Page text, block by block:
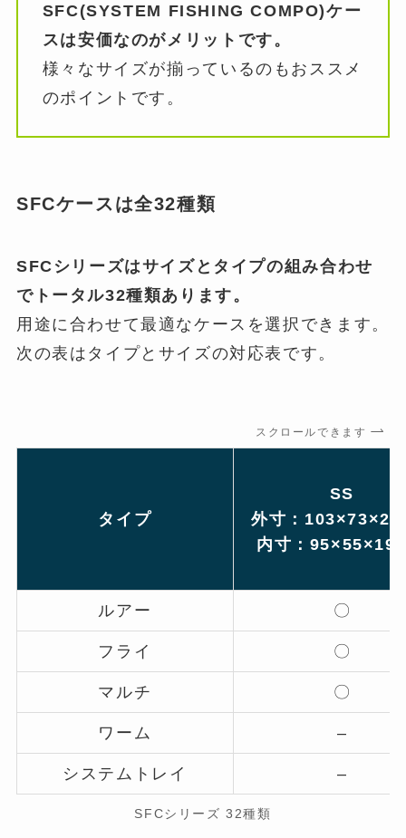
SFC(SYSTEM FISHING COMPO)ケー
スは安価なのがメリットです。
様々なサイズが揃っているのもおススメ
のポイントです。
SFCケースは全32種類
SFCシリーズはサイズとタイプの組み合わせ
でトータル32種類あります。
用途に合わせて最適なケースを選択できます。
次の表はタイプとサイズの対応表です。
スクロールできます
タイプ
SS
外寸：
内寸：
ルアー 〇
フライ 〇
マルチ 〇
ワーム –
システムトレイ –
SFCシリーズ 32種類